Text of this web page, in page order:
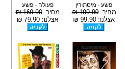
פשע - מיסתורין
מחיר:199.90 ₪
אצלנו: 99.90 ₪
פעולה - פשע
מחיר:169.90 ₪
אצלנו: 79.90 ₪